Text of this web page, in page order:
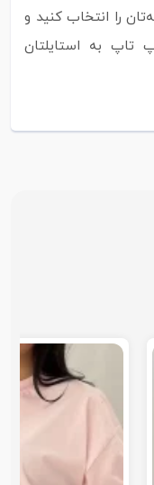
را انتخاب کنید و
به استایلتان